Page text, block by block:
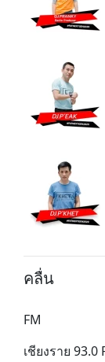
คลื่น
FM
เชียงราย 93.0